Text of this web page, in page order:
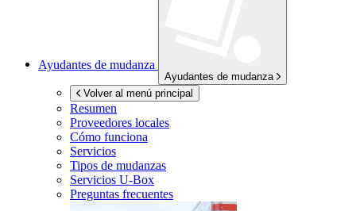
Ayudantes de mudanza
Ayudantes de mudanza
Volver al menú principal
Resumen
Proveedores locales
Cómo funciona
Servicios
Tipos de mudanzas
Servicios U-Box
Preguntas frecuentes